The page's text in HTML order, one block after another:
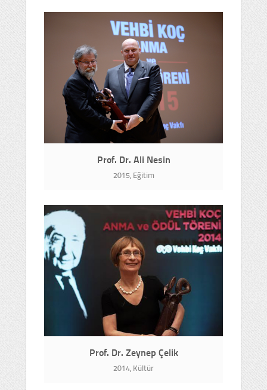
Prof. Dr. Ali Nesin
2015, Eğitim
Prof. Dr. Zeynep Çelik
2014, Kültür